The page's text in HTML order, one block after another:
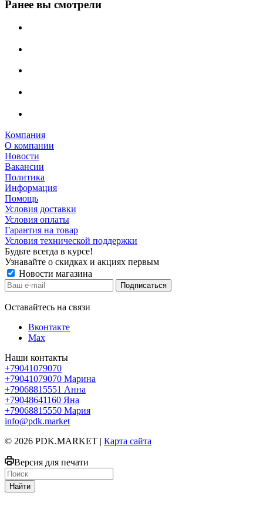
Ранее вы смотрели
Компания
О компании
Новости
Вакансии
Политика
Информация
Помощь
Условия доставки
Условия оплаты
Гарантия на товар
Условия технической поддержки
Будьте всегда в курсе!
Узнавайте о скидках и акциях первым
Новости магазина
Оставайтесь на связи
Вконтакте
Max
Наши контакты
+79041079070
+79041079070 Марина
+79068815551 Анна
+79048641160 Яна
+79068815550 Мария
info@pdk.market
© 2026 PDK.MARKET | Карта сайта
Версия для печати
Найти